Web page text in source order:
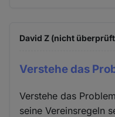
David Z (nicht
Verstehe das
Verstehe das
seine Vereinsregeln